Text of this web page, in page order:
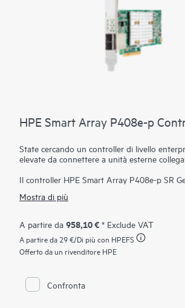
HPE Smart Array P408e-p
State cercando un controller di livello
elevate da connettere a unità esterne
Il controller HPE Smart Array P408e-p SR
prestazioni di storage di classe enterprise,
storage dati in continua evoluzione. Questo
di otto lane SAS esterne, che consentono la
unità SAS o SATA in un’enclosure di disco
operazioni a modalità mista di RAID e HBA
perfetto per ottimizzare le prestazioni
contempo livelli RAID avanzati con cache
Mostra di più
A partire da 958,10 € * Exclude VAT
A partire da29 €/Di più con HPEFS
Offerto da un rivenditore HPE
Confronta